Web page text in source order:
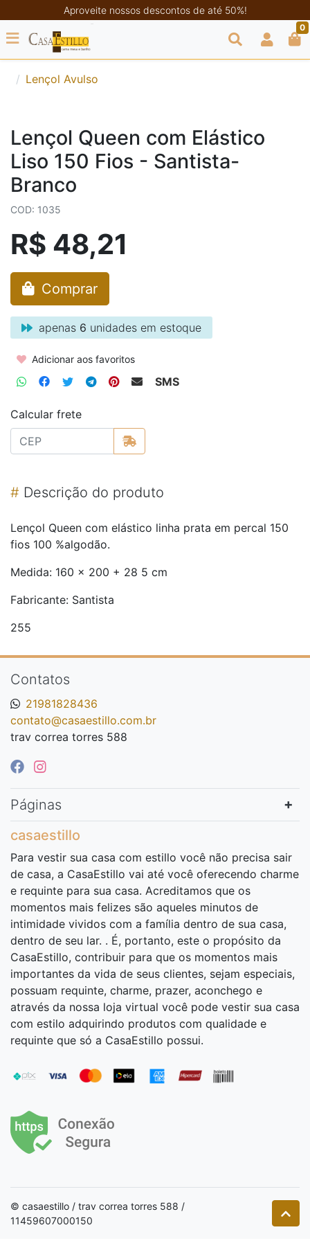
Aproveite nossos descontos de até 50%!
0
Lençol Avulso
Lençol Queen com Elástico
Liso 150 Fios - Santista-
Branco
COD: 1035
R$ 48,21
Comprar
apenas 6 unidades em estoque
Adicionar aos favoritos
SMS
Calcular frete
# Descrição do produto
Lençol Queen com elástico linha prata em percal 150
fios 100 %algodão.
Medida: 160 x 200 + 28 5 cm
Fabricante: Santista
255
Contatos
21981828436
contato@casaestillo.com.br
trav correa torres 588
Páginas
casaestillo
Para vestir sua casa com estillo você não precisa sair
de casa, a CasaEstillo vai até você oferecendo charme
e requinte para sua casa. Acreditamos que os
momentos mais felizes são aqueles minutos de
intimidade vividos com a família dentro de sua casa,
dentro de seu lar. . É, portanto, este o propósito da
CasaEstillo, contribuir para que os momentos mais
importantes da vida de seus clientes, sejam especiais,
possuam requinte, charme, prazer, aconchego e
através da nossa loja virtual você pode vestir sua casa
com estilo adquirindo produtos com qualidade e
requinte que só a CasaEstillo possui.
© casaestillo / trav correa torres 588 /
11459607000150